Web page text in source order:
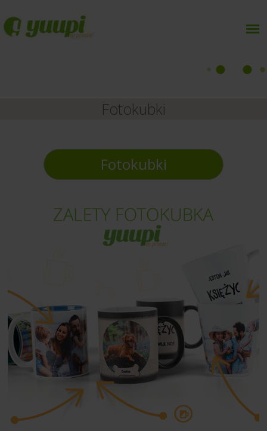
Fotokubki
Fotokubki